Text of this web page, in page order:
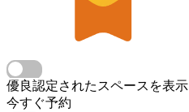
優良認定されたスペースを表示
今すぐ予約